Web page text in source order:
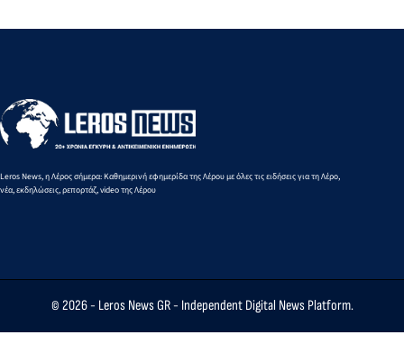
σημαντικής
τουρισμού
Leros News, η Λέρος σήμερα: Καθημερινή εφημερίδα της Λέρου με όλες τις ειδήσεις για τη Λέρο,
νέα, εκδηλώσεις, ρεπορτάζ, video της Λέρου
© 2026 - Leros News GR- Independent Digital News Platform.